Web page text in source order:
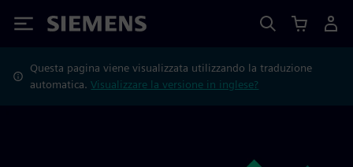
Siemens
Questa pagina viene visualizzata utilizzando la traduzione
automatica.Visualizzare la versione in inglese?